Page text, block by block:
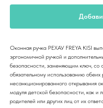
Оконная ручка РЕХАУ FREYA KISI
эргономичной ручкой и
безопасности, заменяющим ключ, со
обязательному использованию
несанкционированного открывания
модуля детской безопасности, как и
родителей или других лиц от их